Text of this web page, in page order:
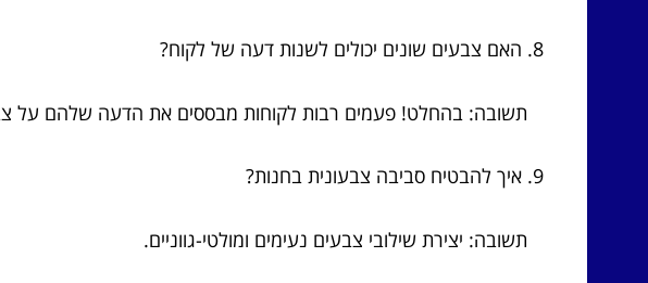
8. האם צבעים שונים יכולים לשנות דעה של לקוח?
תשובה: בהחלט! פעמים רבות לקוחות מבססים את הדעה שלהם על
9. איך להבטיח סביבה צבעונית בחנות?
תשובה: יצירת שילובי צבעים נעימים ומולטי-גווניים.